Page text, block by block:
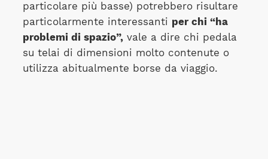
particolare più basse) potrebbero risultare
particolarmente interessanti per chi “ha
problemi di spazio”,vale a dire chi pedala
su telai di dimensioni molto contenute o
utilizza abitualmente borse da viaggio.